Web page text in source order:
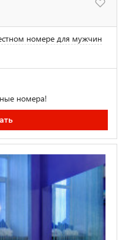
номере для мужчин
номера!